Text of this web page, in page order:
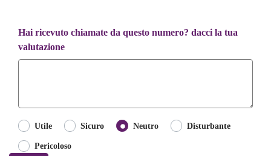
Hai ricevuto chiamate da questo numero? dacci la tua
valutazione
Utile Sicuro Neutro Disturbante
Pericoloso